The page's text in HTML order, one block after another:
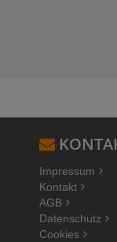
Impressum
Kontakt
AGB
Datenschutz
Cookies